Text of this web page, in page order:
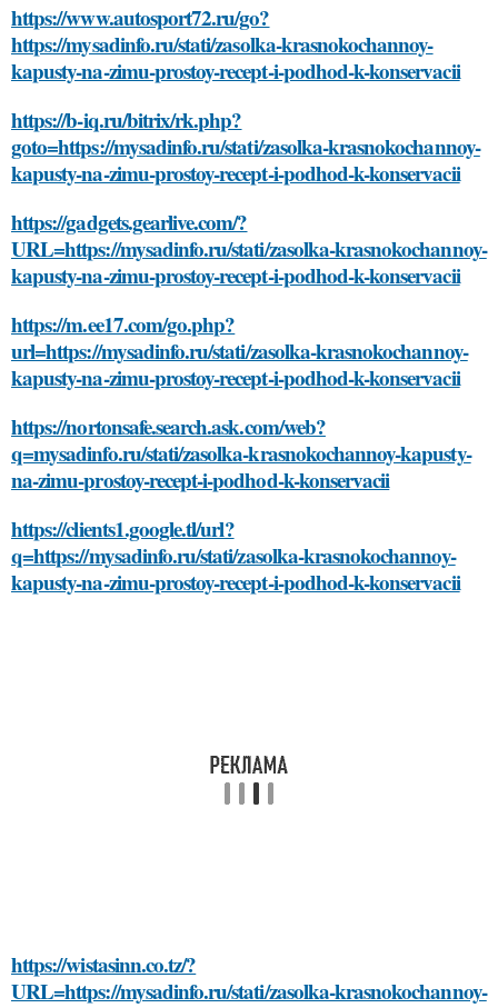
https://www.autosport72.ru/go?
https://mysadinfo.ru/stati/zasolka-krasnokochannoy-
kapusty-na-zimu-prostoy-recept-i-podhod-k-konservacii
https://b-iq.ru/bitrix/rk.php?
goto=https://mysadinfo.ru/stati/zasolka-krasnokochannoy-
kapusty-na-zimu-prostoy-recept-i-podhod-k-konservacii
https://gadgets.gearlive.com/?
URL=https://mysadinfo.ru/stati/zasolka-krasnokochannoy-
kapusty-na-zimu-prostoy-recept-i-podhod-k-konservacii
https://m.ee17.com/go.php?
url=https://mysadinfo.ru/stati/zasolka-krasnokochannoy-
kapusty-na-zimu-prostoy-recept-i-podhod-k-konservacii
https://nortonsafe.search.ask.com/web?
q=mysadinfo.ru/stati/zasolka-krasnokochannoy-kapusty-
na-zimu-prostoy-recept-i-podhod-k-konservacii
https://clients1.google.tl/url?
q=https://mysadinfo.ru/stati/zasolka-krasnokochannoy-
kapusty-na-zimu-prostoy-recept-i-podhod-k-konservacii
https://wistasinn.co.tz/?
URL=https://mysadinfo.ru/stati/zasolka-krasnokochannoy-